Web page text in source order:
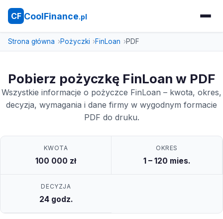
CF CoolFinance.pl
Strona główna Pożyczki FinLoan PDF
Pobierz pożyczkę FinLoan w PDF
Wszystkie informacje o pożyczce FinLoan – kwota, okres,
decyzja, wymagania i dane firmy w wygodnym formacie
PDF do druku.
KWOTA
100 000 zł
OKRES
1 – 120 mies.
DECYZJA
24 godz.